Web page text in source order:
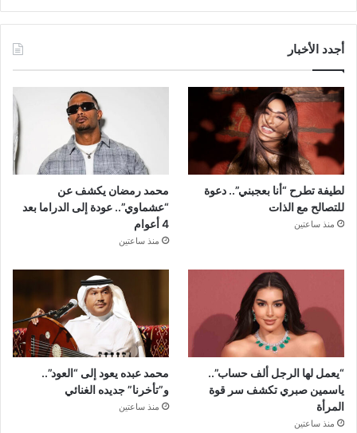
أجدد الأخبار
لطيفة تطرح “أنا بعجبني”.. دعوة
للتصالح مع الذات
منذ ساعتين
محمد رمضان يكشف عن
“عشماوي”.. عودة إلى الدراما بعد
4 أعوام
منذ ساعتين
“يعمل لها الرجل ألف حساب”..
ياسمين صبري تكشف سر قوة
المرأة
منذ ساعتين
محمد عبده يعود إلى “العود”..
و”تأخرنا” جديده الغنائي
منذ ساعتين